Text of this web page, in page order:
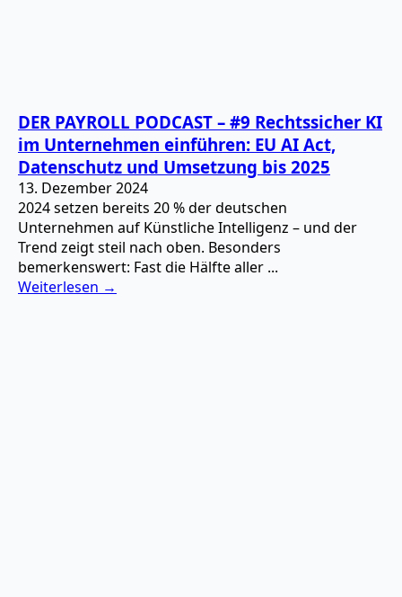
DER PAYROLL PODCAST – #9 Rechtssicher KI
im Unternehmen einführen: EU AI Act,
Datenschutz und Umsetzung bis 2025
13. Dezember 2024
2024 setzen bereits 20 % der deutschen
Unternehmen auf Künstliche Intelligenz – und der
Trend zeigt steil nach oben. Besonders
bemerkenswert: Fast die Hälfte aller ...
Weiterlesen →